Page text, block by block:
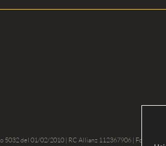
5032 del 01/02/2010 | RC Allianz 112367906 | Fondo